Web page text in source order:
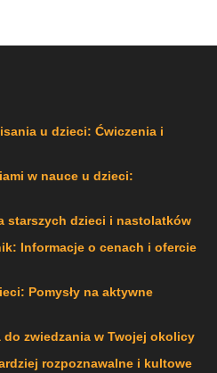
u dzieci: Ćwiczenia i
w nauce u dzieci:
starszych dzieci i nastolatków
Informacje o cenach i ofercie
Pomysły na aktywne
do zwiedzania w Twojej okolicy
rozpoznawalne i kultowe